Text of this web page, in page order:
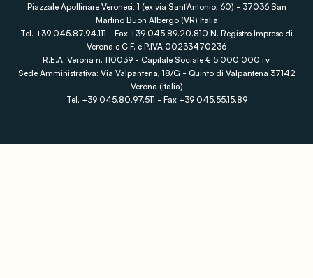
Piazzale Apollinare Veronesi, 1 (ex via Sant'Antonio, 60) - 37036 San
Martino Buon Albergo (VR) Italia
Tel. +39 045.87.94.111 - Fax +39 045.89.20.810 N. Registro Imprese di
Verona e C.F. e P.IVA 00233470236
R.E.A. Verona n. 110039 - Capitale Sociale € 5.000.000 i.v.
Sede Amministrativa: Via Valpantena, 18/G - Quinto di Valpantena 37142
Verona (Italia)
Tel. +39 045.80.97.511 - Fax +39 045.55.15.89